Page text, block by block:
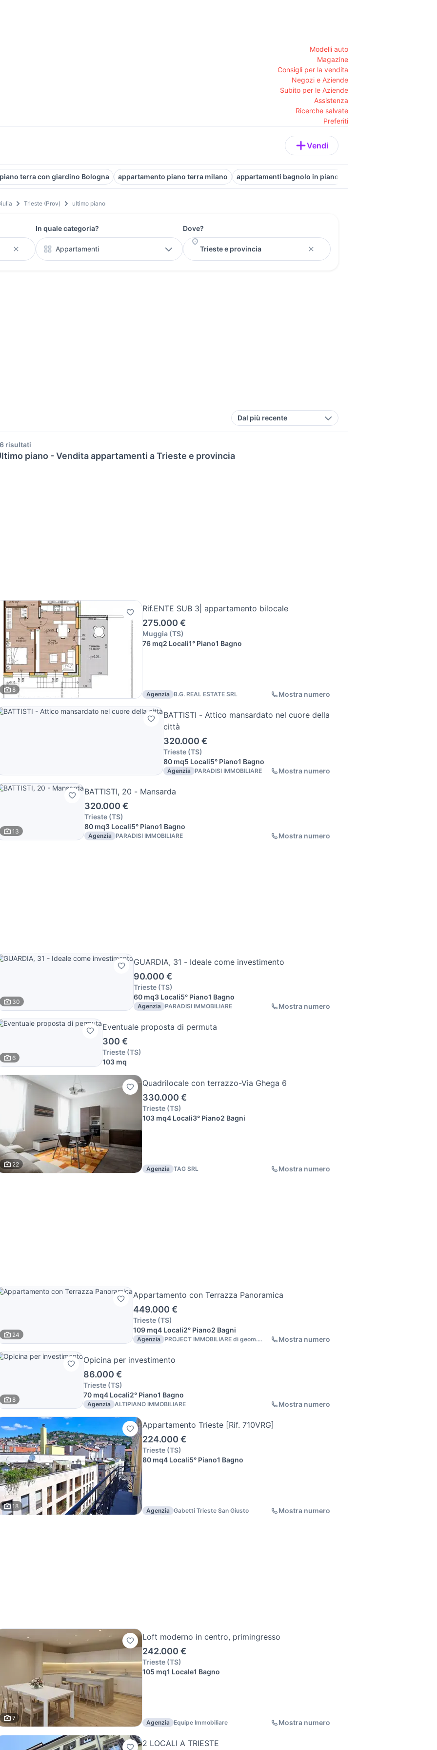
Modelli auto
Magazine
Consigli per la vendita
Negozi e Aziende
Subito per le Aziende
Assistenza
Ricerche salvate
Preferiti
Vendi
terra con giardino Bologna appartamento piano terra milano appartamenti bagnolo in piano
Trieste (Prov) ultimo piano
In quale categoria?
Appartamenti
Dove?
Dal più recente
risultati
piano - Vendita appartamenti a Trieste e provincia
8
Rif.ENTE SUB 3| appartamento bilocale
275.000 €
Muggia (TS)
76 mq2 Locali1° Piano1 Bagno
Agenzia B.G. REAL ESTATE SRL Mostra numero
BATTISTI - Attico mansardato nel cuore della
città
320.000 €
Trieste (TS)
80 mq5 Locali5° Piano1 Bagno
Agenzia PARADISI IMMOBILIARE Mostra numero
13
BATTISTI, 20 - Mansarda
320.000 €
Trieste (TS)
80 mq3 Locali5° Piano1 Bagno
Agenzia PARADISI IMMOBILIARE Mostra numero
30
GUARDIA, 31 - Ideale come investimento
90.000 €
Trieste (TS)
60 mq3 Locali5° Piano1 Bagno
Agenzia PARADISI IMMOBILIARE Mostra numero
6
Eventuale proposta di permuta
300 €
Trieste (TS)
103 mq
22
Quadrilocale con terrazzo-Via Ghega 6
330.000 €
Trieste (TS)
103 mq4 Locali3° Piano2 Bagni
Agenzia TAG SRL Mostra numero
24
Appartamento con Terrazza Panoramica
449.000 €
Trieste (TS)
109 mq4 Locali2° Piano2 Bagni
Agenzia
PROJECT IMMOBILIARE di geom.
Mostra numero
8
Opicina per investimento
86.000 €
Trieste (TS)
70 mq4 Locali2° Piano1 Bagno
Agenzia ALTIPIANO IMMOBILIARE Mostra numero
18
Appartamento Trieste [Rif. 710VRG]
224.000 €
Trieste (TS)
80 mq4 Locali5° Piano1 Bagno
Agenzia Gabetti Trieste San Giusto Mostra numero
7
Loft moderno in centro, primingresso
242.000 €
Trieste (TS)
105 mq1 Locale1 Bagno
Agenzia Equipe Immobiliare Mostra numero
2 LOCALI A TRIESTE